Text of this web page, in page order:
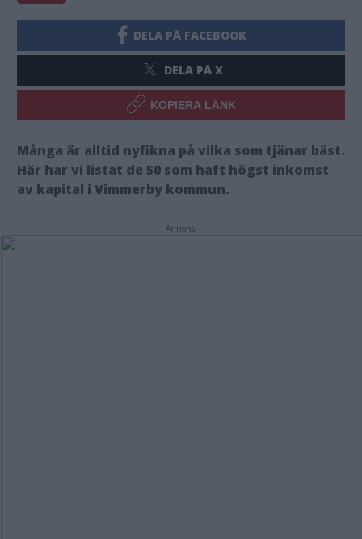
DELA PÅ FACEBOOK
DELA PÅ X
KOPIERA LÄNK
Många är alltid nyfikna på vilka som tjänar bäst.
Här har vi listat de 50 som haft högst inkomst
av kapital i Vimmerby kommun.
Annons: